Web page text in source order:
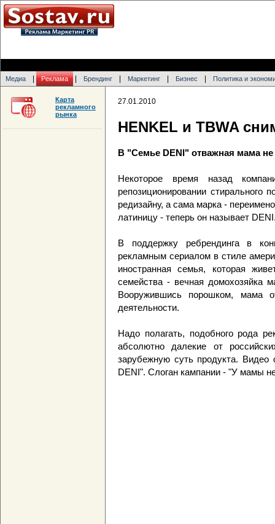
Медиа Реклама Брендинг Маркетинг Бизнес Политика и
27.01.2010
HENKEL и TBWA
В "Семье DENI" отважная мама
Некоторое время назад
репозиционировании стирального
редизайну, а сама марка -
латиницу - теперь он называет
В поддержку ребрендинга в
рекламным сериалом в стиле
иностранная семья, которая
семейства - вечная домохозяйка
Вооружившись порошком, мама
деятельности.
Надо полагать, подобного рода
абсолютно далекие от
зарубежную суть продукта.
DENI". Слоган кампании - "У мамы
Карта
рекламного
рынка